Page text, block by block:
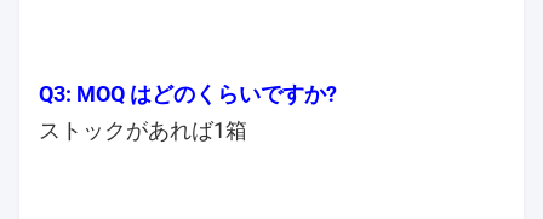
Q3: MOQ はどのくらいですか?
ストックがあれば1箱